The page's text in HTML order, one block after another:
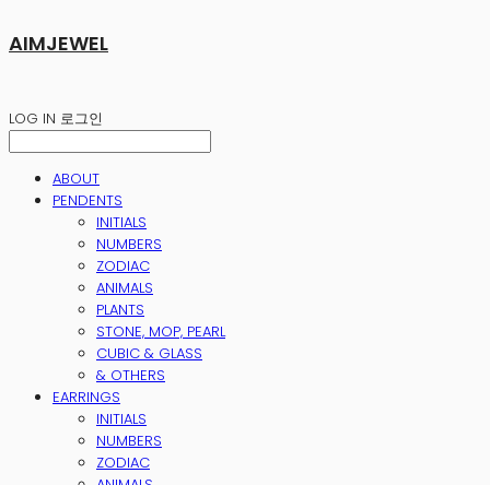
AIMJEWEL
LOG IN 로그인
ABOUT
PENDENTS
INITIALS
NUMBERS
ZODIAC
ANIMALS
PLANTS
STONE, MOP, PEARL
CUBIC & GLASS
& OTHERS
EARRINGS
INITIALS
NUMBERS
ZODIAC